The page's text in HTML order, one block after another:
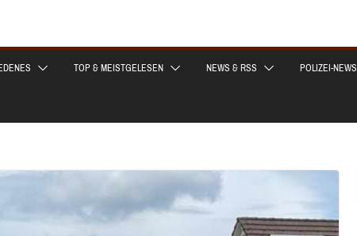
TOP & MEISTGELESEN NEWS & RSS POLIZEI-NEWS